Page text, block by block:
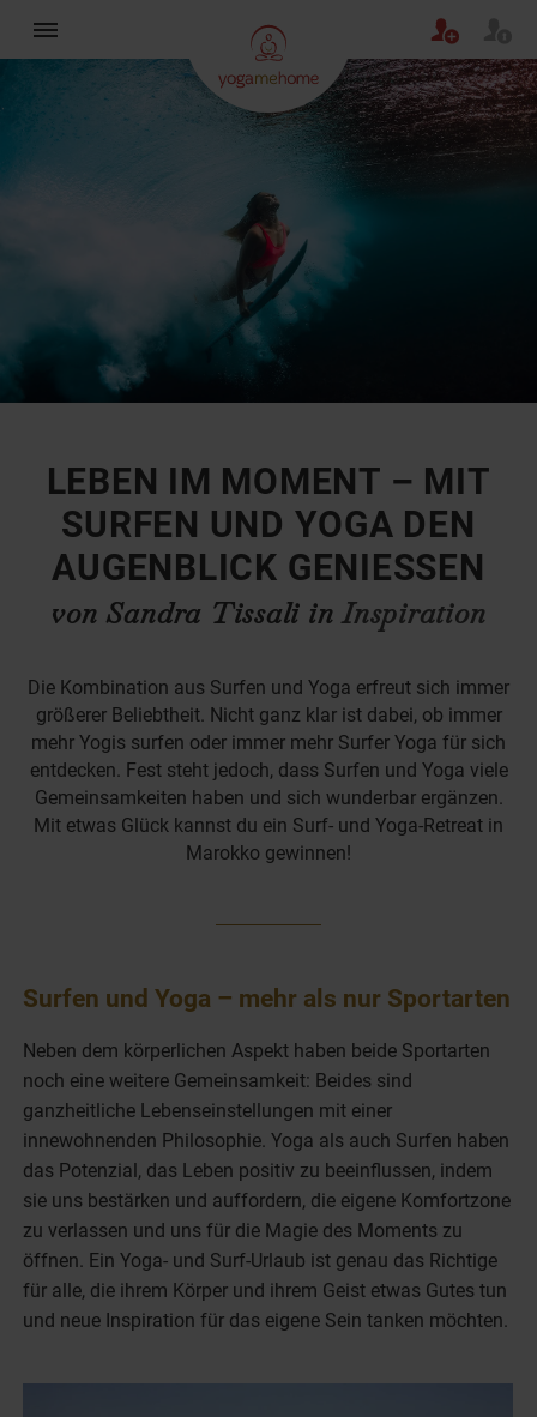
LEBEN IM MOMENT – MIT
SURFEN UND YOGA DEN
AUGENBLICK GENIESSEN
von Sandra Tissali inInspiration
Die Kombination aus Surfen und Yoga erfreut sich immer
größerer Beliebtheit. Nicht ganz klar ist dabei, ob immer
mehr Yogis surfen oder immer mehr Surfer Yoga für sich
entdecken. Fest steht jedoch, dass Surfen und Yoga viele
Gemeinsamkeiten haben und sich wunderbar ergänzen.
Mit etwas Glück kannst du ein Surf- und Yoga-Retreat in
Marokko gewinnen!
Surfen und Yoga – mehr als nur Sportarten
Neben dem körperlichen Aspekt haben beide Sportarten
noch eine weitere Gemeinsamkeit: Beides sind
ganzheitliche Lebenseinstellungen mit einer
innewohnenden Philosophie. Yoga als auch Surfen haben
das Potenzial, das Leben positiv zu beeinflussen, indem
sie uns bestärken und auffordern, die eigene Komfortzone
zu verlassen und uns für die Magie des Moments zu
öffnen. Ein Yoga- und Surf-Urlaub ist genau das Richtige
für alle, die ihrem Körper und ihrem Geist etwas Gutes tun
und neue Inspiration für das eigene Sein tanken möchten.
×